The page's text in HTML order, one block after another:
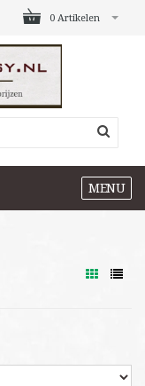
0 Artikelen
MENU